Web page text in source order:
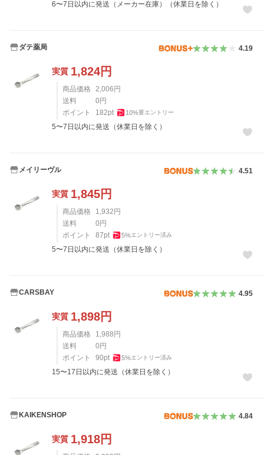
6〜7日以内に発送（メーカー在庫）（休業日を除く）
ダテ薬局 4.19
実質 1,824円
商品価格 2,006 円
送料
0 円
ポイント
182pt 10%要エントリー
5〜7日以内に発送（休業日を除く）
メイリーヴル 4.51
実質 1,845円
商品価格 1,932 円
送料
0 円
ポイント
87pt 5%エントリー済み
5〜7日以内に発送（休業日を除く）
CARSBAY 4.95
実質 1,898円
商品価格 1,988 円
送料
0 円
ポイント
90pt 5%エントリー済み
15〜17日以内に発送（休業日を除く）
KAIKENSHOP 4.84
実質 1,918円